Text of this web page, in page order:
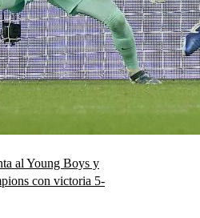
al Young Boys y
con victoria 5-